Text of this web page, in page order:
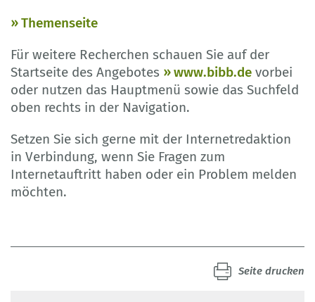
Themenseite
Für weitere Recherchen schauen Sie auf der
Startseite des Angebotes
www.bibb.de vorbei
oder nutzen das Hauptmenü sowie das Suchfeld
oben rechts in der Navigation.
Setzen Sie sich gerne mit der Internetredaktion
in Verbindung, wenn Sie Fragen zum
Internetauftritt haben oder ein Problem melden
möchten.
Seite drucken